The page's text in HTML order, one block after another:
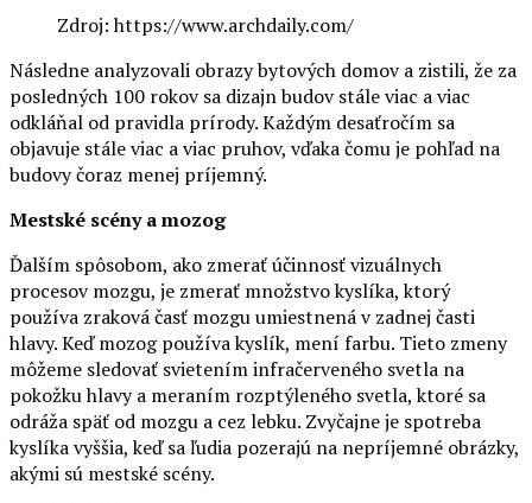
Zdroj: https://www.archdaily.com/
Následne analyzovali obrazy bytových domov a zistili, že za
posledných 100 rokov sa dizajn budov stále viac a viac
odkláňal od pravidla prírody. Každým desaťročím sa
objavuje stále viac a viac pruhov, vďaka čomu je pohľad na
budovy čoraz menej príjemný.
Mestské scény a mozog
Ďalším spôsobom, ako zmerať účinnosť vizuálnych
procesov mozgu, je zmerať množstvo kyslíka, ktorý
používa zraková časť mozgu umiestnená v zadnej časti
hlavy. Keď mozog používa kyslík, mení farbu. Tieto zmeny
môžeme sledovať svietením infračerveného svetla na
pokožku hlavy a meraním rozptýleného svetla, ktoré sa
odráža späť od mozgu a cez lebku. Zvyčajne je spotreba
kyslíka vyššia, keď sa ľudia pozerajú na nepríjemné obrázky,
akými sú mestské scény.